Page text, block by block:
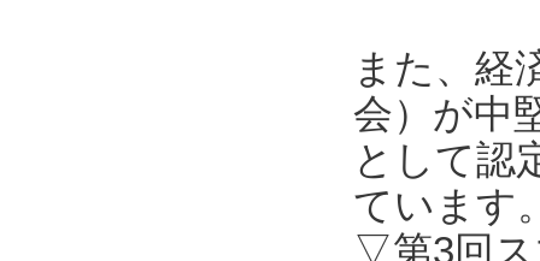
また、経
会）が中
として認
ています
▽第3回ス